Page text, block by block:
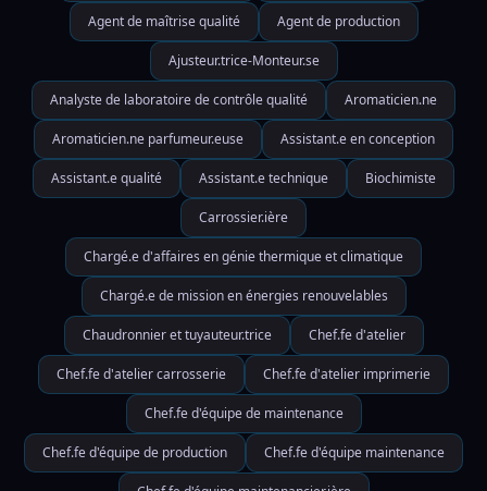
Agent de maîtrise qualité Agent de production
Ajusteur.trice-Monteur.se
Analyste de laboratoire de contrôle qualité Aromaticien.ne
Aromaticien.ne parfumeur.euse Assistant.e en conception
Assistant.e qualité Assistant.e technique Biochimiste
Carrossier.ière
Chargé.e d'affaires en génie thermique et climatique
Chargé.e de mission en énergies renouvelables
Chaudronnier et tuyauteur.trice Chef.fe d'atelier
Chef.fe d'atelier carrosserie Chef.fe d'atelier imprimerie
Chef.fe d'équipe de maintenance
Chef.fe d'équipe de production Chef.fe d'équipe maintenance